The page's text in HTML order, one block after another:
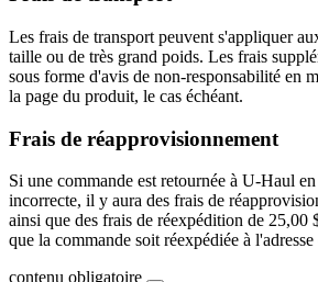
Les frais de transport peuvent s'appliquer
taille ou de très grand poids. Les frais
sous forme d'avis de non-responsabilité en
la page du produit, le cas échéant.
Frais de réapprovisionnement
Si une commande est retournée à U-Haul
incorrecte, il y aura des frais de
ainsi que des frais de réexpédition de 25,00
que la commande soit réexpédiée à l'adresse
contenu obligatoire